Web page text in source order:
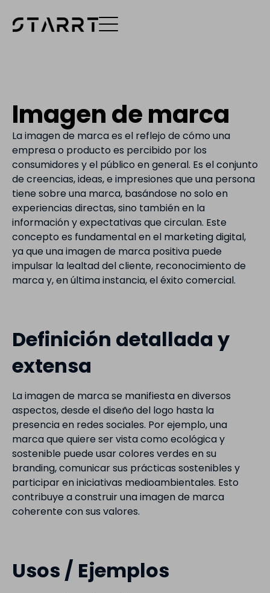
Imagen de marca
La imagen de marca es el reflejo de cómo una
empresa o producto es percibido por los
consumidores y el público en general. Es el conjunto
de creencias, ideas, e impresiones que una persona
tiene sobre una marca, basándose no solo en
experiencias directas, sino también en la
información y expectativas que circulan. Este
concepto es fundamental en el marketing digital,
ya que una imagen de marca positiva puede
impulsar la lealtad del cliente, reconocimiento de
marca y, en última instancia, el éxito comercial.
Definición detallada y
extensa
La imagen de marca se manifiesta en diversos
aspectos, desde el diseño del logo hasta la
presencia en redes sociales. Por ejemplo, una
marca que quiere ser vista como ecológica y
sostenible puede usar colores verdes en su
branding, comunicar sus prácticas sostenibles y
participar en iniciativas medioambientales. Esto
contribuye a construir una imagen de marca
coherente con sus valores.
Usos / Ejemplos